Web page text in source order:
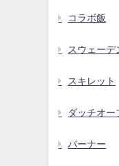
コラボ飯
スウェーデ
スキレット
ダッチオー
バーナー